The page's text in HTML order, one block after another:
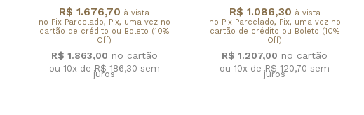
R$ 1.676,70 à vista
no Pix Parcelado, Pix, uma vez no
cartão de crédito ou Boleto (10%
Off)
R$ 1.863,00
ou 10x de R$ 186,30 sem
juros
R$ 1.086,30 à vista
no Pix Parcelado, Pix, uma vez no
cartão de crédito ou Boleto (10%
Off)
R$ 1.207,00
ou 10x de R$ 120,70 sem
juros